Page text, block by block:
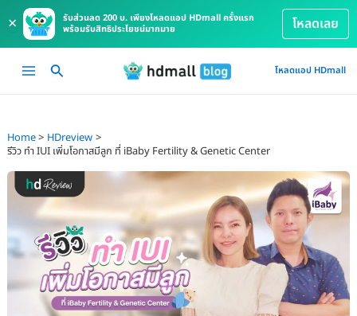
×
รับส่วนลด 200 บ. เพียงโหลดแอป HDmall ครั้งแรก
พร้อมรับสิทธิประโยชน์มากมาย
โหลดเลย
Main
โหลดแอป HDmall
Home
HDreview
รีวิว ทำ IUI เพิ่มโอกาสมีลูก ที่ iBaby Fertility & Genetic Center